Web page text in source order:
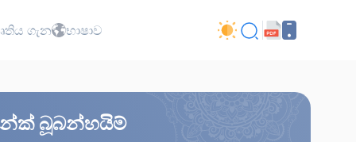
ගැන භාෂාව
බූබන්හයිම්